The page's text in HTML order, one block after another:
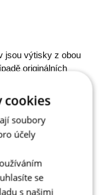
jsou výtisky z obou
originálních
originálních
cookies
soubory
účely
se
s našimi